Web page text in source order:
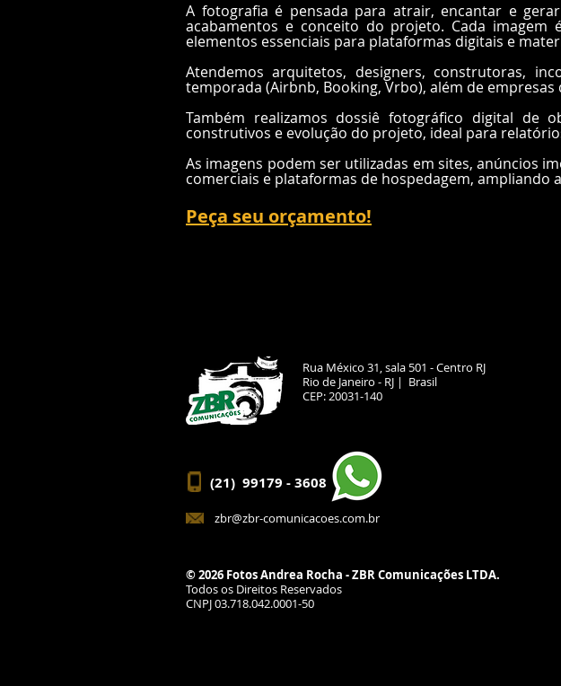
A fotografia é pensada para atrair, encantar e
acabamentos e conceito do projeto. Cada imagem
elementos essenciais para plataformas digitais e
Atendemos arquitetos, designers, construtoras,
temporada (Airbnb, Booking, Vrbo), além de
Também realizamos dossiê fotográfico digital de
construtivos e evolução do projeto, ideal para
As imagens podem ser utilizadas em sites, anúncios
comerciais e plataformas de hospedagem,
Peça seu orçamento!
Rua México 31, sala 501 - Centro RJ
Rio de Janeiro - RJ | Brasil
CEP: 20031-140
(21) 99179 - 3608
zbr@zbr-comunicacoes.com.br
© 2026 Fotos Andrea Rocha - ZBR Comunicações LTDA.
Todos os Direitos Reservados
CNPJ 03.718.042.0001-50